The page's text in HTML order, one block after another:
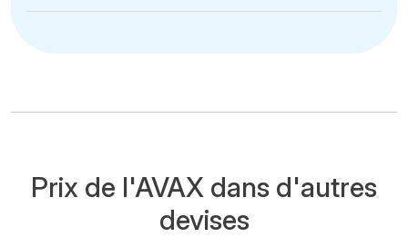
Prix de l'AVAX dans d'autres
devises